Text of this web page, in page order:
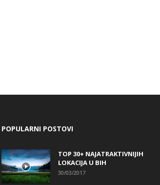
POPULARNI POSTOVI
TOP 30+ NAJATRAKTIVNIJIH
LOKACIJA U BIH
30/03/2017